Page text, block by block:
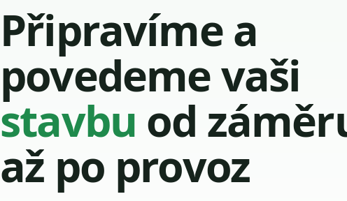
Připravíme a
povedeme vaši
stavbu od
až po provoz